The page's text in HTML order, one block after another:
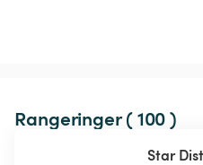
Rangeringer ( 100 )
Star